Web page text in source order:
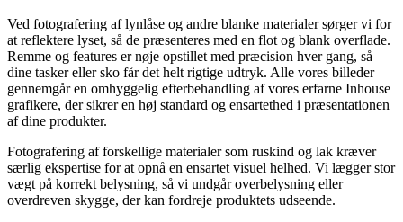
Ved fotografering af lynlåse og andre blanke materialer sørger vi for
at reflektere lyset, så de præsenteres med en flot og blank overflade.
Remme og features er nøje opstillet med præcision hver gang, så
dine tasker eller sko får det helt rigtige udtryk. Alle vores billeder
gennemgår en omhyggelig efterbehandling af vores erfarne Inhouse
grafikere, der sikrer en høj standard og ensartethed i præsentationen
af dine produkter.
Fotografering af forskellige materialer som ruskind og lak kræver
særlig ekspertise for at opnå en ensartet visuel helhed. Vi lægger stor
vægt på korrekt belysning, så vi undgår overbelysning eller
overdreven skygge, der kan fordreje produktets udseende.